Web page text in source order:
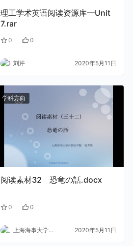
理工学术英语阅读资源库—Unit
7.rar
0 0
刘芹 2020年5月11日
学科方向
阅读素材32 恐竜の話.docx
0 0
上海海事大学外语 2020年5月11日